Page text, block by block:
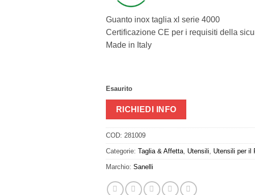
Guanto inox taglia xl serie 4000
Certificazione CE per i requisiti della
Made in Italy
Esaurito
RICHIEDI INFO
COD: 281009
Categorie: Taglia & Affetta Utensili Utensili per il
Marchio: Sanelli